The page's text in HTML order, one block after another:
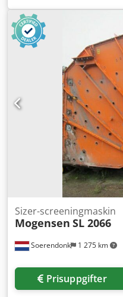
– Fjädrar Siktmaskinen
lackeras.
Soerendonk 1 275 km
Sizer-screeningmaskin
Mogensen SL 2066
Prisuppgifter